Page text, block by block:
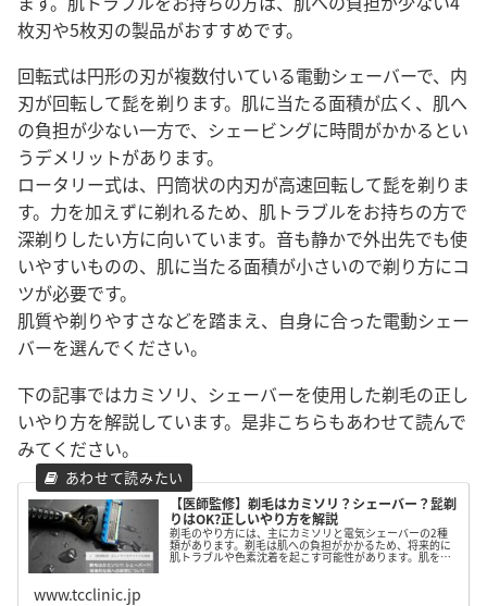
枚刃や5枚刃の製品がおすすめです。
回転式は円形の刃が複数付いている電動シェーバーで、内
刃が回転して髭を剃ります。肌に当たる面積が広く、肌へ
の負担が少ない一方で、シェービングに時間がかかるとい
うデメリットがあります。
ロータリー式は、円筒状の内刃が高速回転して髭を剃りま
す。力を加えずに剃れるため、肌トラブルをお持ちの方で
深剃りしたい方に向いています。音も静かで外出先でも使
いやすいものの、肌に当たる面積が小さいので剃り方にコ
ツが必要です。
肌質や剃りやすさなどを踏まえ、自身に合った電動シェー
バーを選んでください。
下の記事ではカミソリ、シェーバーを使用した剃毛の正し
いやり方を解説しています。是非こちらもあわせて読んで
みてください。
【医師監修】剃毛はカミソリ？シェーバー？髭剃
りはOK?正しいやり方を解説
剃毛のやり方には、主にカミソリと電気シェーバーの2種
類があります。剃毛は肌への負担がかかるため、将来的に
肌トラブルや色素沈着を起こす可能性があります。肌を傷
www.tcclinic.jp